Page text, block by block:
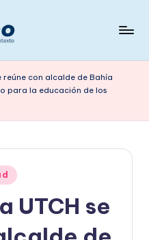
reúne con alcalde de Bahía
para la educación de los
UTCH se